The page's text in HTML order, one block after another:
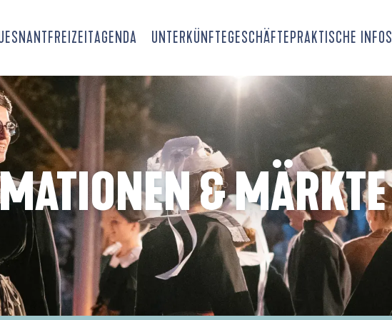
FREIZEITAGENDA UNTERKÜNFTEGESCHÄFTEPRAKTISCHE INFOS
& MÄRKTE